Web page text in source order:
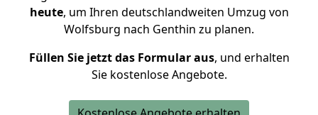
heute, um Ihren deutschlandweiten Umzug von
Wolfsburg nach Genthin zu planen.
Füllen Sie jetzt das Formular aus, und erhalten
Sie kostenlose Angebote.